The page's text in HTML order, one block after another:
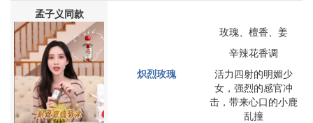
孟子义同款
炽烈玫瑰
玫瑰、檀香、姜
辛辣花香调
活力四射的明媚少
女，强烈的感官冲
击，带来心口的小鹿
乱撞